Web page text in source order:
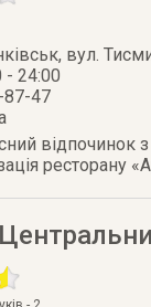
, вул.
- 24:00
87-47
відпочинок з
ресторану